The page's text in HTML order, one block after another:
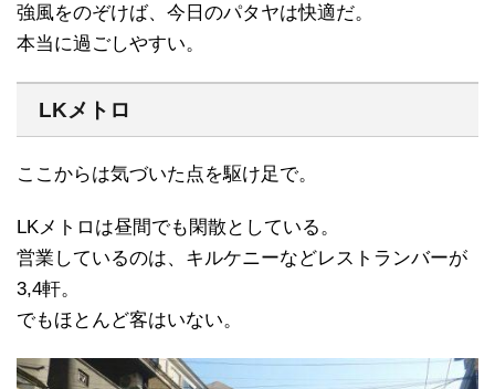
強風をのぞけば、今日のパタヤは快適だ。
本当に過ごしやすい。
LKメトロ
ここからは気づいた点を駆け足で。
LKメトロは昼間でも閑散としている。
営業しているのは、キルケニーなどレストランバーが
3,4軒。
でもほとんど客はいない。